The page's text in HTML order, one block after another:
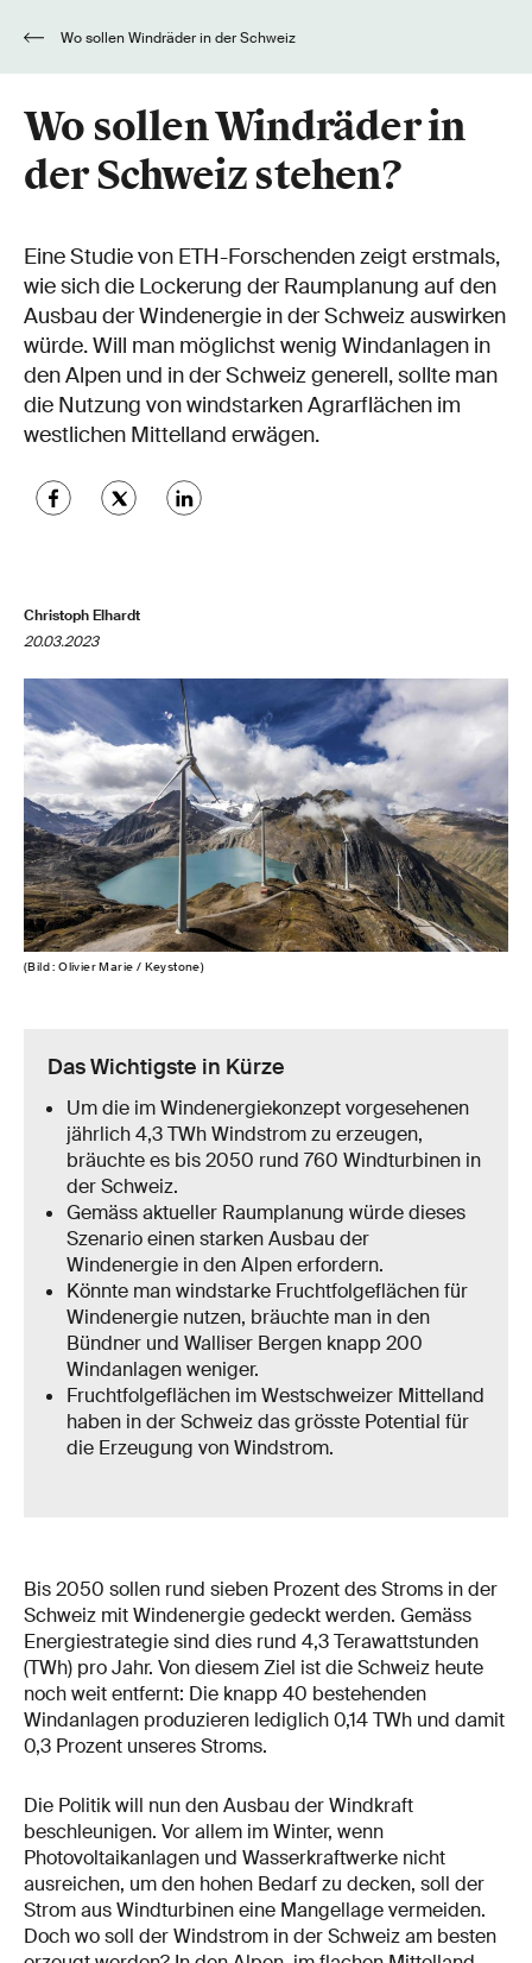
Wo sollen Windräder in
der Schweiz stehen?
Eine Studie von ETH-Forschenden zeigt erstmals,
wie sich die Lockerung der Raumplanung auf den
Ausbau der Windenergie in der Schweiz auswirken
würde. Will man möglichst wenig Windanlagen in
den Alpen und in der Schweiz generell, sollte man
die Nutzung von windstarken Agrarflächen im
westlichen Mittelland erwägen.
Christoph Elhardt
20.03.2023
(Bild : Olivier Marie / Keystone)
Das Wichtigste in Kürze
Um die im Windenergiekonzept vorgesehenen
jährlich 4,3 TWh Windstrom zu erzeugen,
bräuchte es bis 2050 rund 760 Windturbinen in
der Schweiz.
Gemäss aktueller Raumplanung würde dieses
Szenario einen starken Ausbau der
Windenergie in den Alpen erfordern.
Könnte man windstarke Fruchtfolgeflächen für
Windenergie nutzen, bräuchte man in den
Bündner und Walliser Bergen knapp 200
Windanlagen weniger.
Fruchtfolgeflächen im Westschweizer Mittelland
haben in der Schweiz das grösste Potential für
die Erzeugung von Windstrom.
Bis 2050 sollen rund sieben Prozent des Stroms in der
Schweiz mit Windenergie gedeckt werden. Gemäss
Energiestrategie sind dies rund 4,3 Terawattstunden
(TWh) pro Jahr. Von diesem Ziel ist die Schweiz heute
noch weit entfernt: Die knapp 40 bestehenden
Windanlagen produzieren lediglich 0,14 TWh und damit
0,3 Prozent unseres Stroms.
Die Politik will nun den Ausbau der Windkraft
beschleunigen. Vor allem im Winter, wenn
Photovoltaikanlagen und Wasserkraftwerke nicht
ausreichen, um den hohen Bedarf zu decken, soll der
Strom aus Windturbinen eine Mangellage vermeiden.
Doch wo soll der Windstrom in der Schweiz am besten